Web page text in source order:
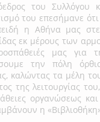
του Συλλόγου
του επεσήμανε
η Αθήνα μας
εκ μέρους των
μας για
την πόλη
καλώντας τα μέλη
της λειτουργίας
οργανώσεως
η